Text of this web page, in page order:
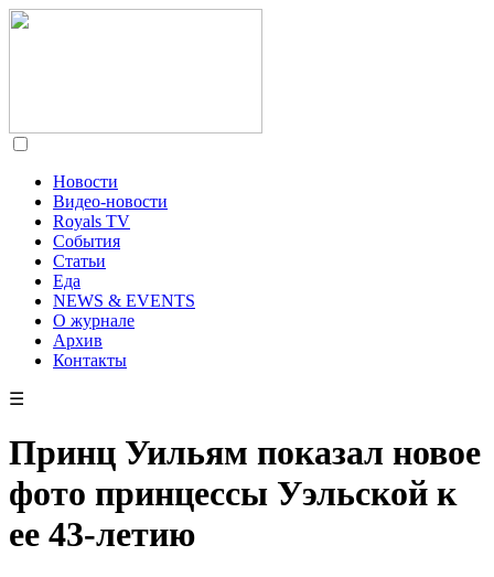
Новости
Видео-новости
Royals TV
События
Статьи
Еда
NEWS & EVENTS
О журнале
Архив
Контакты
☰
Принц Уильям показал новое
фото принцессы Уэльской к
ее 43-летию